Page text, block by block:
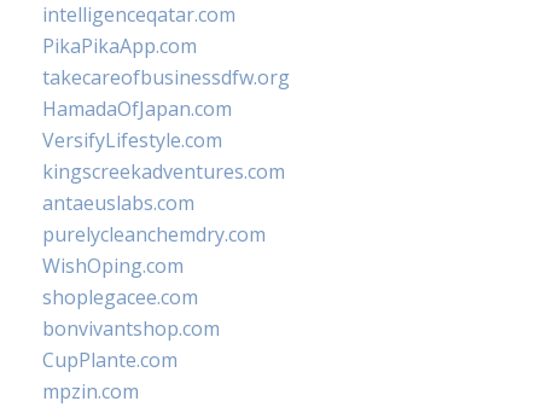
intelligenceqatar.com
PikaPikaApp.com
takecareofbusinessdfw.org
HamadaOfJapan.com
VersifyLifestyle.com
kingscreekadventures.com
antaeuslabs.com
purelycleanchemdry.com
WishOping.com
shoplegacee.com
bonvivantshop.com
CupPlante.com
mpzin.com